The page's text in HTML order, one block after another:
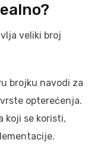
veliki broj
brojku navodi za
opterećenja.
koji se koristi,